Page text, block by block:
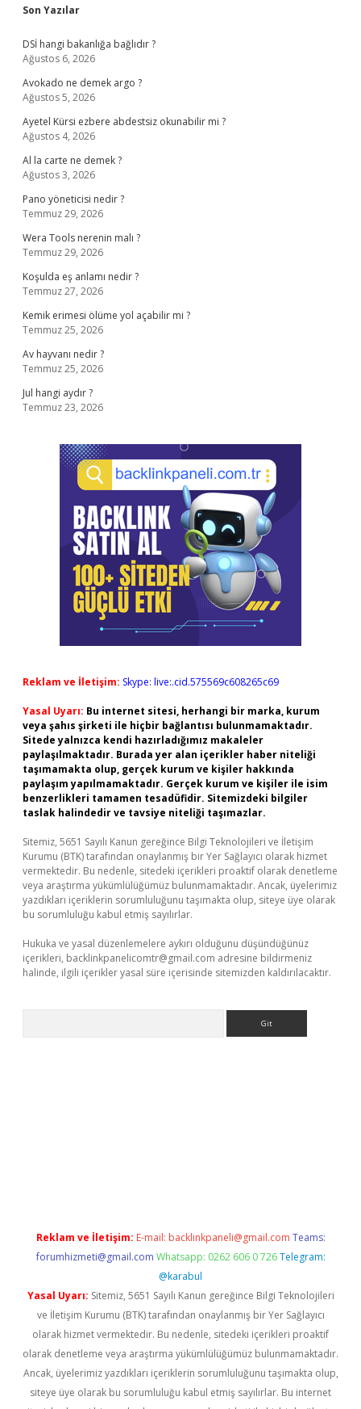
Sidebar
Son Yazılar
DSİ hangi bakanlığa bağlıdır ?
Ağustos 6, 2026
Avokado ne demek argo ?
Ağustos 5, 2026
Ayetel Kürsi ezbere abdestsiz okunabilir mi ?
Ağustos 4, 2026
Al la carte ne demek ?
Ağustos 3, 2026
Pano yöneticisi nedir ?
Temmuz 29, 2026
Wera Tools nerenin malı ?
Temmuz 29, 2026
Koşulda eş anlamı nedir ?
Temmuz 27, 2026
Kemik erimesi ölüme yol açabilir mi ?
Temmuz 25, 2026
Av hayvanı nedir ?
Temmuz 25, 2026
Jul hangi aydır ?
Temmuz 23, 2026
Reklam ve İletişim: Skype: live:.cid.575569c608265c69
Yasal Uyarı: Bu internet sitesi, herhangi bir marka, kurum
veya şahıs şirketi ile hiçbir bağlantısı bulunmamaktadır.
Sitede yalnızca kendi hazırladığımız makaleler
paylaşılmaktadır. Burada yer alan içerikler haber niteliği
taşımamakta olup, gerçek kurum ve kişiler hakkında
paylaşım yapılmamaktadır. Gerçek kurum ve kişiler ile isim
benzerlikleri tamamen tesadüfidir. Sitemizdeki bilgiler
taslak halindedir ve tavsiye niteliği taşımazlar.
Sitemiz, 5651 Sayılı Kanun gereğince Bilgi Teknolojileri ve İletişim
Kurumu (BTK) tarafından onaylanmış bir Yer Sağlayıcı olarak hizmet
vermektedir. Bu nedenle, sitedeki içerikleri proaktif olarak denetleme
veya araştırma yükümlülüğümüz bulunmamaktadır. Ancak, üyelerimiz
yazdıkları içeriklerin sorumluluğunu taşımakta olup, siteye üye olarak
bu sorumluluğu kabul etmiş sayılırlar.
Hukuka ve yasal düzenlemelere aykırı olduğunu düşündüğünüz
içerikleri, backlinkpanelicomtr@gmail.com adresine bildirmeniz
halinde, ilgili içerikler yasal süre içerisinde sitemizden kaldırılacaktır.
Reklam ve İletişim: E-mail: backlinkpaneli@gmail.com Teams:
forumhizmeti@gmail.com Whatsapp: 0262 606 0 726 Telegram:
@karabul
Yasal Uyarı: Sitemiz, 5651 Sayılı Kanun gereğince Bilgi Teknolojileri
ve İletişim Kurumu (BTK) tarafından onaylanmış bir Yer Sağlayıcı
olarak hizmet vermektedir. Bu nedenle, sitedeki içerikleri proaktif
olarak denetleme veya araştırma yükümlülüğümüz bulunmamaktadır.
Ancak, üyelerimiz yazdıkları içeriklerin sorumluluğunu taşımakta olup,
siteye üye olarak bu sorumluluğu kabul etmiş sayılırlar. Bu internet